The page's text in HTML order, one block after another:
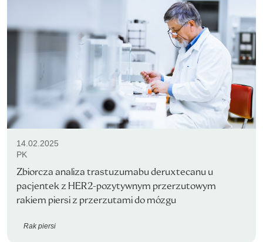
14.02.2025
PK
Zbiorcza analiza trastuzumabu deruxtecanu u
pacjentek z HER2-pozytywnym przerzutowym
rakiem piersi z przerzutami do mózgu
Rak piersi